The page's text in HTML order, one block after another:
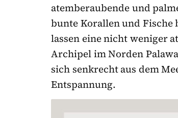
atemberaubende und
bunte Korallen und
lassen eine nicht weniger
Archipel im Norden
sich senkrecht aus dem
Entspannung.